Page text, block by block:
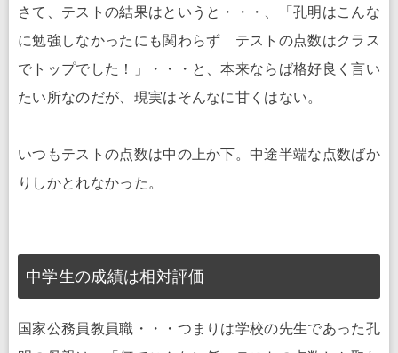
さて、テストの結果はというと・・・、「孔明はこんな
に勉強しなかったにも関わらず テストの点数はクラス
でトップでした！」・・・と、本来ならば格好良く言い
たい所なのだが、現実はそんなに甘くはない。
いつもテストの点数は中の上か下。中途半端な点数ばか
りしかとれなかった。
中学生の成績は相対評価
国家公務員教員職・・・つまりは学校の先生であった孔